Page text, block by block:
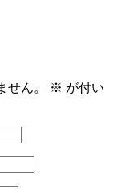
ん。 ※ が付い